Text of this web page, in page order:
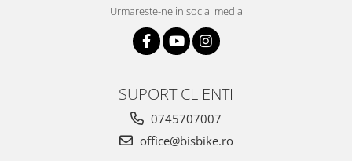
Urmareste-ne in social media
SUPORT CLIENTI
0745707007
office@bisbike.ro